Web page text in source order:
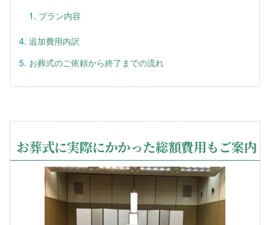
プラン内容
追加費用内訳
お葬式のご依頼から終了までの流れ
お葬式に実際にかかった総額費用もご案内